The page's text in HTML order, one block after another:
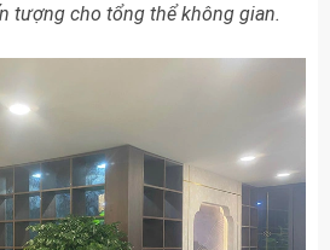
tượng cho tổng thể không gian.